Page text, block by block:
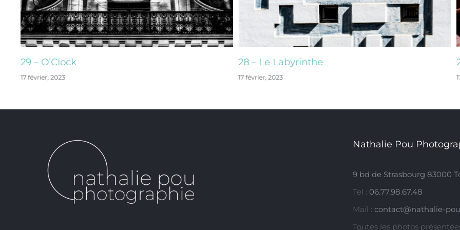
29 – O’Clock
17 février, 2023
28 – Le Labyrinthe
17 février, 2023
Nathalie Pou
9 bd de Strasbourg 83000
Tel : 06.77.98.67.48
Mail : contact@nathalie-
Toutes les photos